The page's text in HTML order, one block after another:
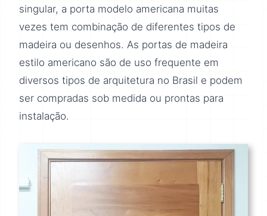
singular, a porta modelo americana muitas
vezes tem combinação de diferentes tipos de
madeira ou desenhos. As portas de madeira
estilo americano são de uso frequente em
diversos tipos de arquitetura no Brasil e podem
ser compradas sob medida ou prontas para
instalação.